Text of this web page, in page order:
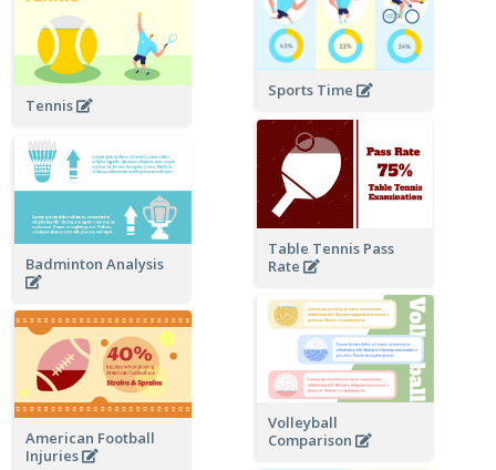
Sports Time
Tennis
Table Tennis Pass
Rate
Badminton Analysis
Volleyball
Comparison
American Football
Injuries